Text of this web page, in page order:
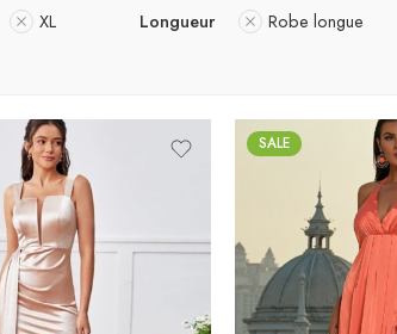
XL Longueur Robe longue
SALE